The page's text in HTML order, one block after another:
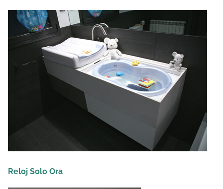
Reloj Solo Ora